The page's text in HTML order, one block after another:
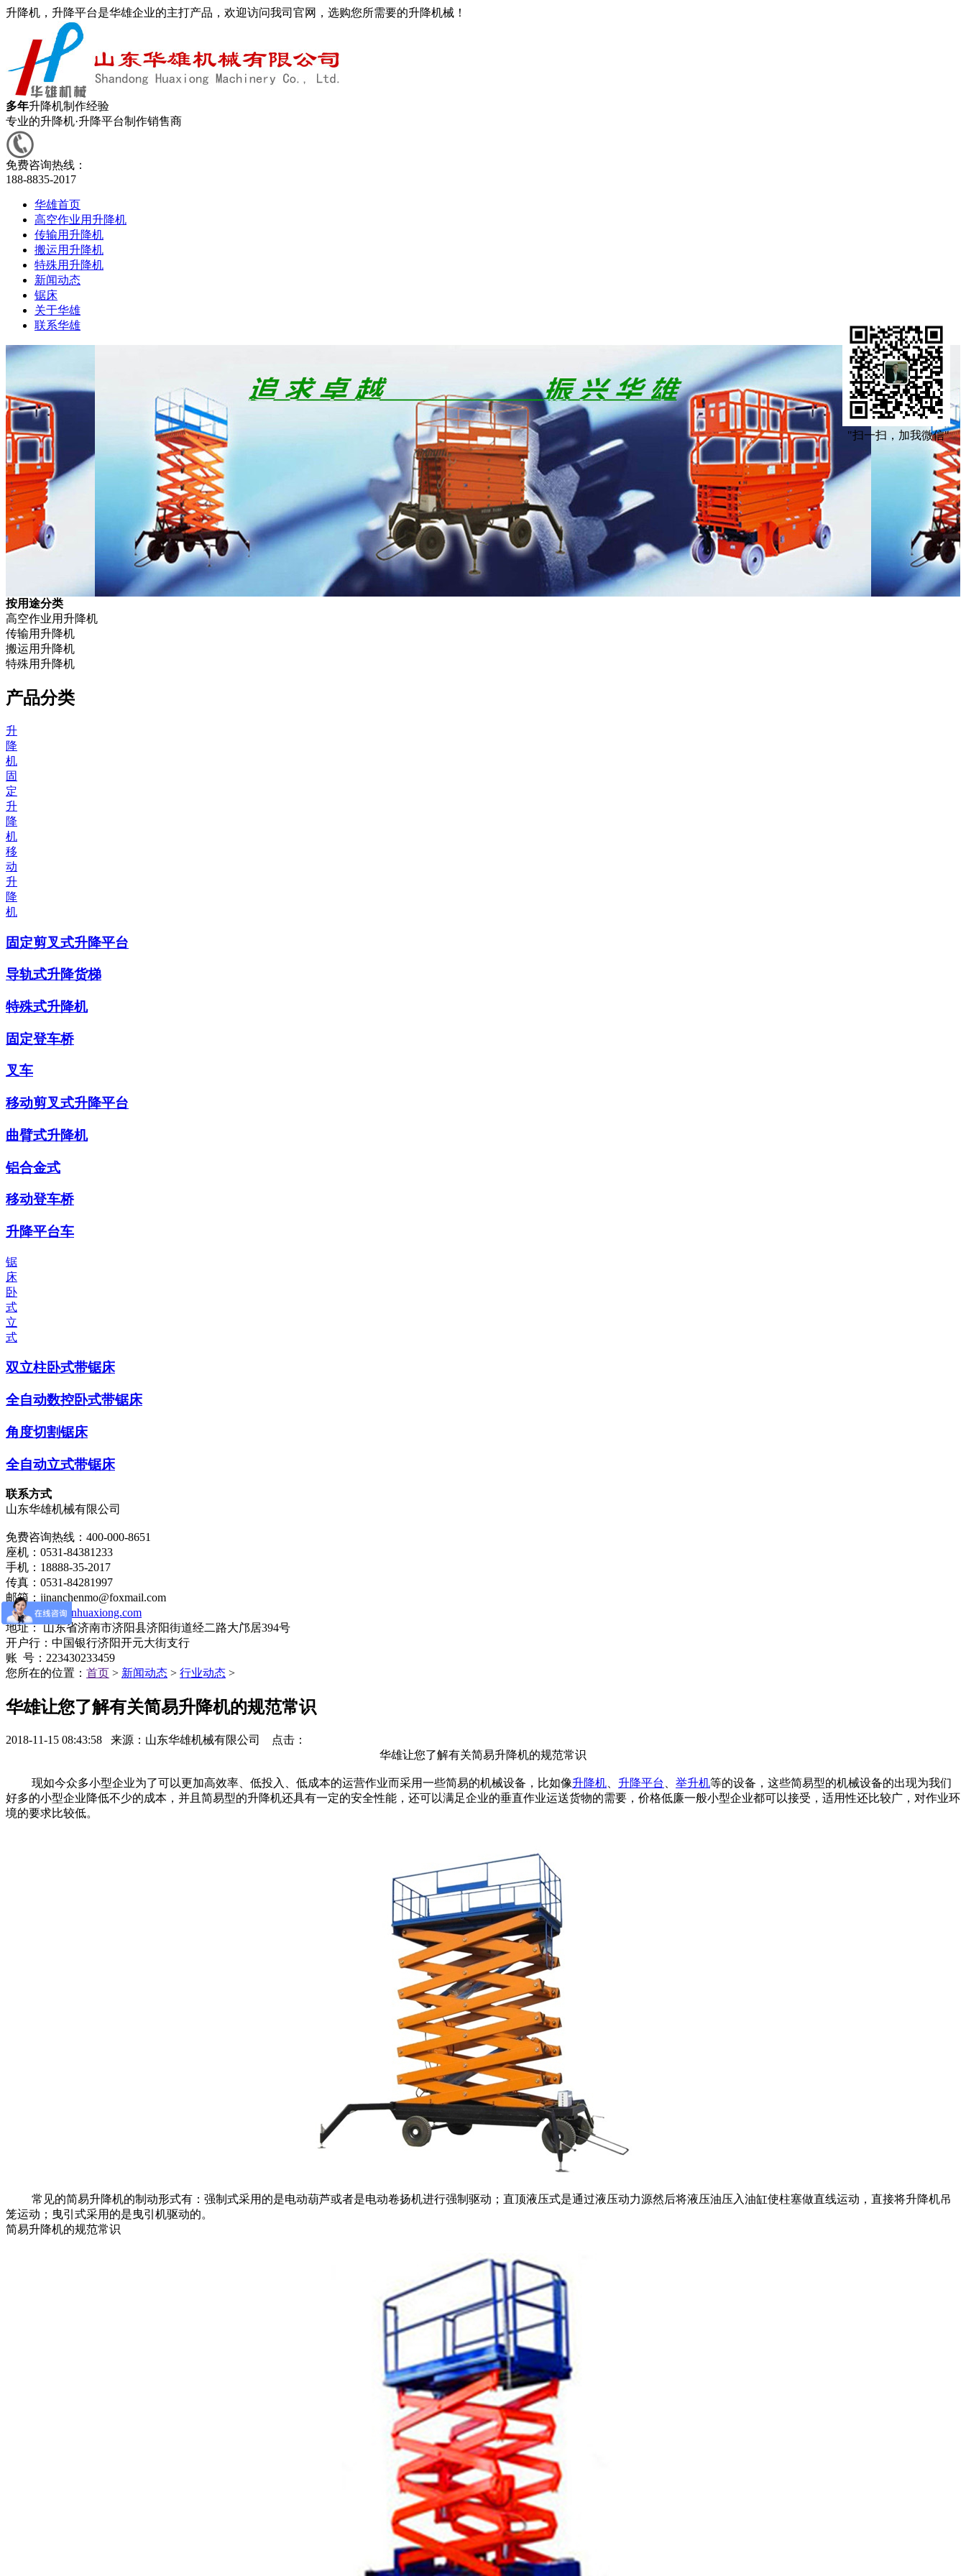
"扫一扫，加我微信"
升降机，升降平台是华雄企业的主打产品，欢迎访问我司官网，选购您所需要的升降机械！
多年升降机制作经验
专业的升降机·升降平台制作销售商
免费咨询热线：
188-8835-2017
华雄首页
高空作业用升降机
传输用升降机
搬运用升降机
特殊用升降机
新闻动态
锯床
关于华雄
联系华雄
按用途分类
高空作业用升降机
传输用升降机
搬运用升降机
特殊用升降机
产品分类
升
降
机
固
定
升
降
机
移
动
升
降
机
固定剪叉式升降平台
导轨式升降货梯
特殊式升降机
固定登车桥
叉车
移动剪叉式升降平台
曲臂式升降机
铝合金式
移动登车桥
升降平台车
锯
床
卧
式
立
式
双立柱卧式带锯床
全自动数控卧式带锯床
角度切割锯床
全自动立式带锯床
联系方式
山东华雄机械有限公司
免费咨询热线：400-000-8651
座机：0531-84381233
手机：18888-35-2017
传真：0531-84281997
邮箱：jinanchenmo@foxmail.com
网址：www.jnhuaxiong.com
地址： 山东省济南市济阳县济阳街道经二路大邝居394号
开户行：中国银行济阳开元大街支行
账 号：223430233459
您所在的位置： 首页 > 新闻动态 > 行业动态 >
​华雄让您了解有关简易升降机的规范常识
2018-11-15 08:43:58 来源：山东华雄机械有限公司 点击：
华雄让您了解有关简易升降机的规范常识
现如今众多小型企业为了可以更加高效率、低投入、低成本的运营作业而采用一些简易的机械设备，比如像升降机 升降平台 举升机等的设备，这些简易型的机械设备的出现为我们
好多的小型企业降低不少的成本，并且简易型的升降机还具有一定的安全性能，还可以满足企业的垂直作业运送货物的需要，价格低廉一般小型企业都可以接受，适用性还比较广，对作业环
境的要求比较低。
常见的简易升降机的制动形式有：强制式采用的是电动葫芦或者是电动卷扬机进行强制驱动；直顶液压式是通过液压动力源然后将液压油压入油缸使柱塞做直线运动，直接将升降机吊
笼运动；曳引式采用的是曳引机驱动的。
简易升降机的规范常识